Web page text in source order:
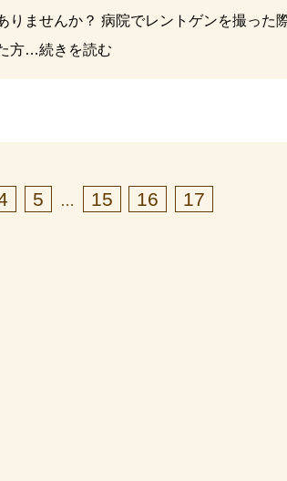
りませんか？ 病院でレントゲンを撮った
方…続きを読む
5 … 15 16 17